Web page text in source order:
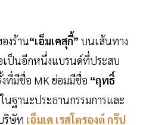
งร้าน“เอ็มเคสุกี้” บนเส้นทาง
เป็นอีกหนึ่งแบรนด์ที่ประสบ
ที่มีชื่อ MK ย่อมมีชื่อ “ฤทธิ์
ในฐานะประธานกรรมการและ
ริษัท เอ็มเค เรสโตรองต์ กรุ๊ป